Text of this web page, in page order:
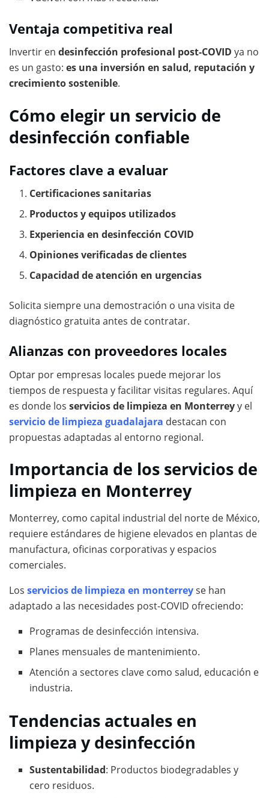
Ventaja competitiva real
Invertir en desinfección profesional post-COVID ya no
es un gasto: es una inversión en salud, reputación y
crecimiento sostenible.
Cómo elegir un servicio de
desinfección confiable
Factores clave a evaluar
Certificaciones sanitarias
Productos y equipos utilizados
Experiencia en desinfección COVID
Opiniones verificadas de clientes
Capacidad de atención en urgencias
Solicita siempre una demostración o una visita de
diagnóstico gratuita antes de contratar.
Alianzas con proveedores locales
Optar por empresas locales puede mejorar los
tiempos de respuesta y facilitar visitas regulares. Aquí
es donde los servicios de limpieza en Monterreyy el
servicio de limpieza guadalajara destacan con
propuestas adaptadas al entorno regional.
Importancia de los servicios de
limpieza en Monterrey
Monterrey, como capital industrial del norte de México,
requiere estándares de higiene elevados en plantas de
manufactura, oficinas corporativas y espacios
comerciales.
Los servicios de limpieza en monterreyse han
adaptado a las necesidades post-COVID ofreciendo:
Programas de desinfección intensiva.
Planes mensuales de mantenimiento.
Atención a sectores clave como salud, educación e
industria.
Tendencias actuales en
limpieza y desinfección
Sustentabilidad: Productos biodegradables y
cero residuos.